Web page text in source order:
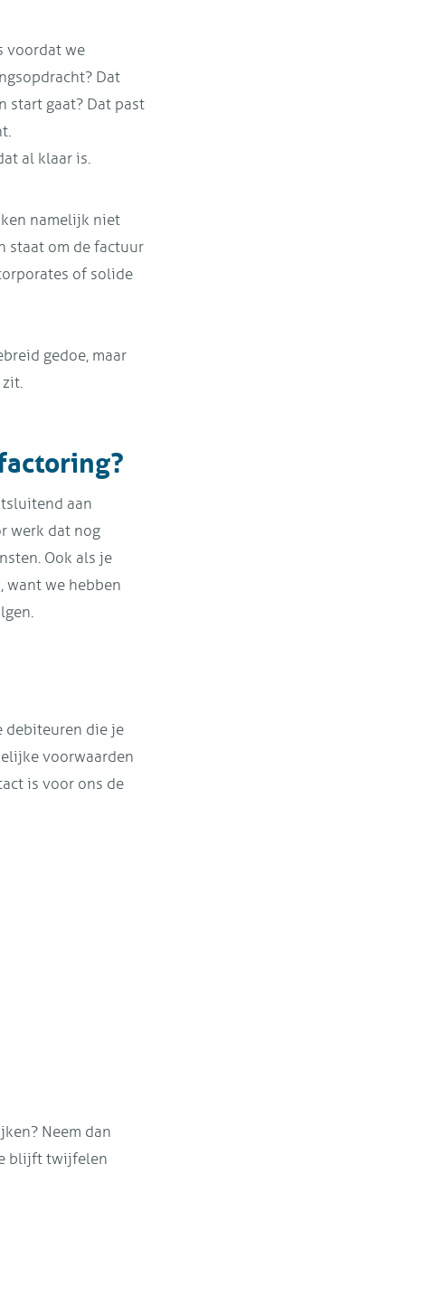
voordat we
Dat
start gaat? Dat past
al klaar is.
namelijk niet
staat om de factuur
of solide
gedoe, maar
aan
werk dat nog
Ook als je
want we hebben
debiteuren die je
voorwaarden
is voor ons de
Neem dan
blijft twijfelen